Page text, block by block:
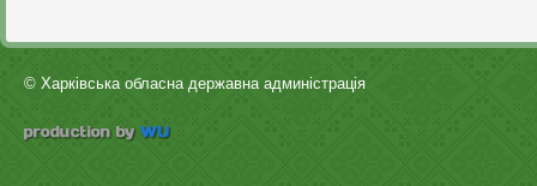
© Харківська обласна державна админістрація